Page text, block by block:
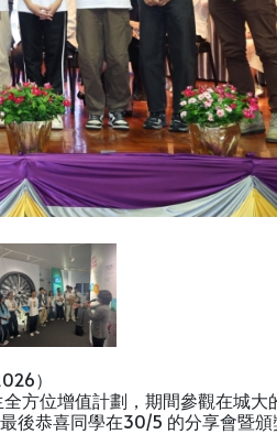
）
方位增值計劃，期間參觀在城大
後恭喜同學在30/5 的分享會暨頒